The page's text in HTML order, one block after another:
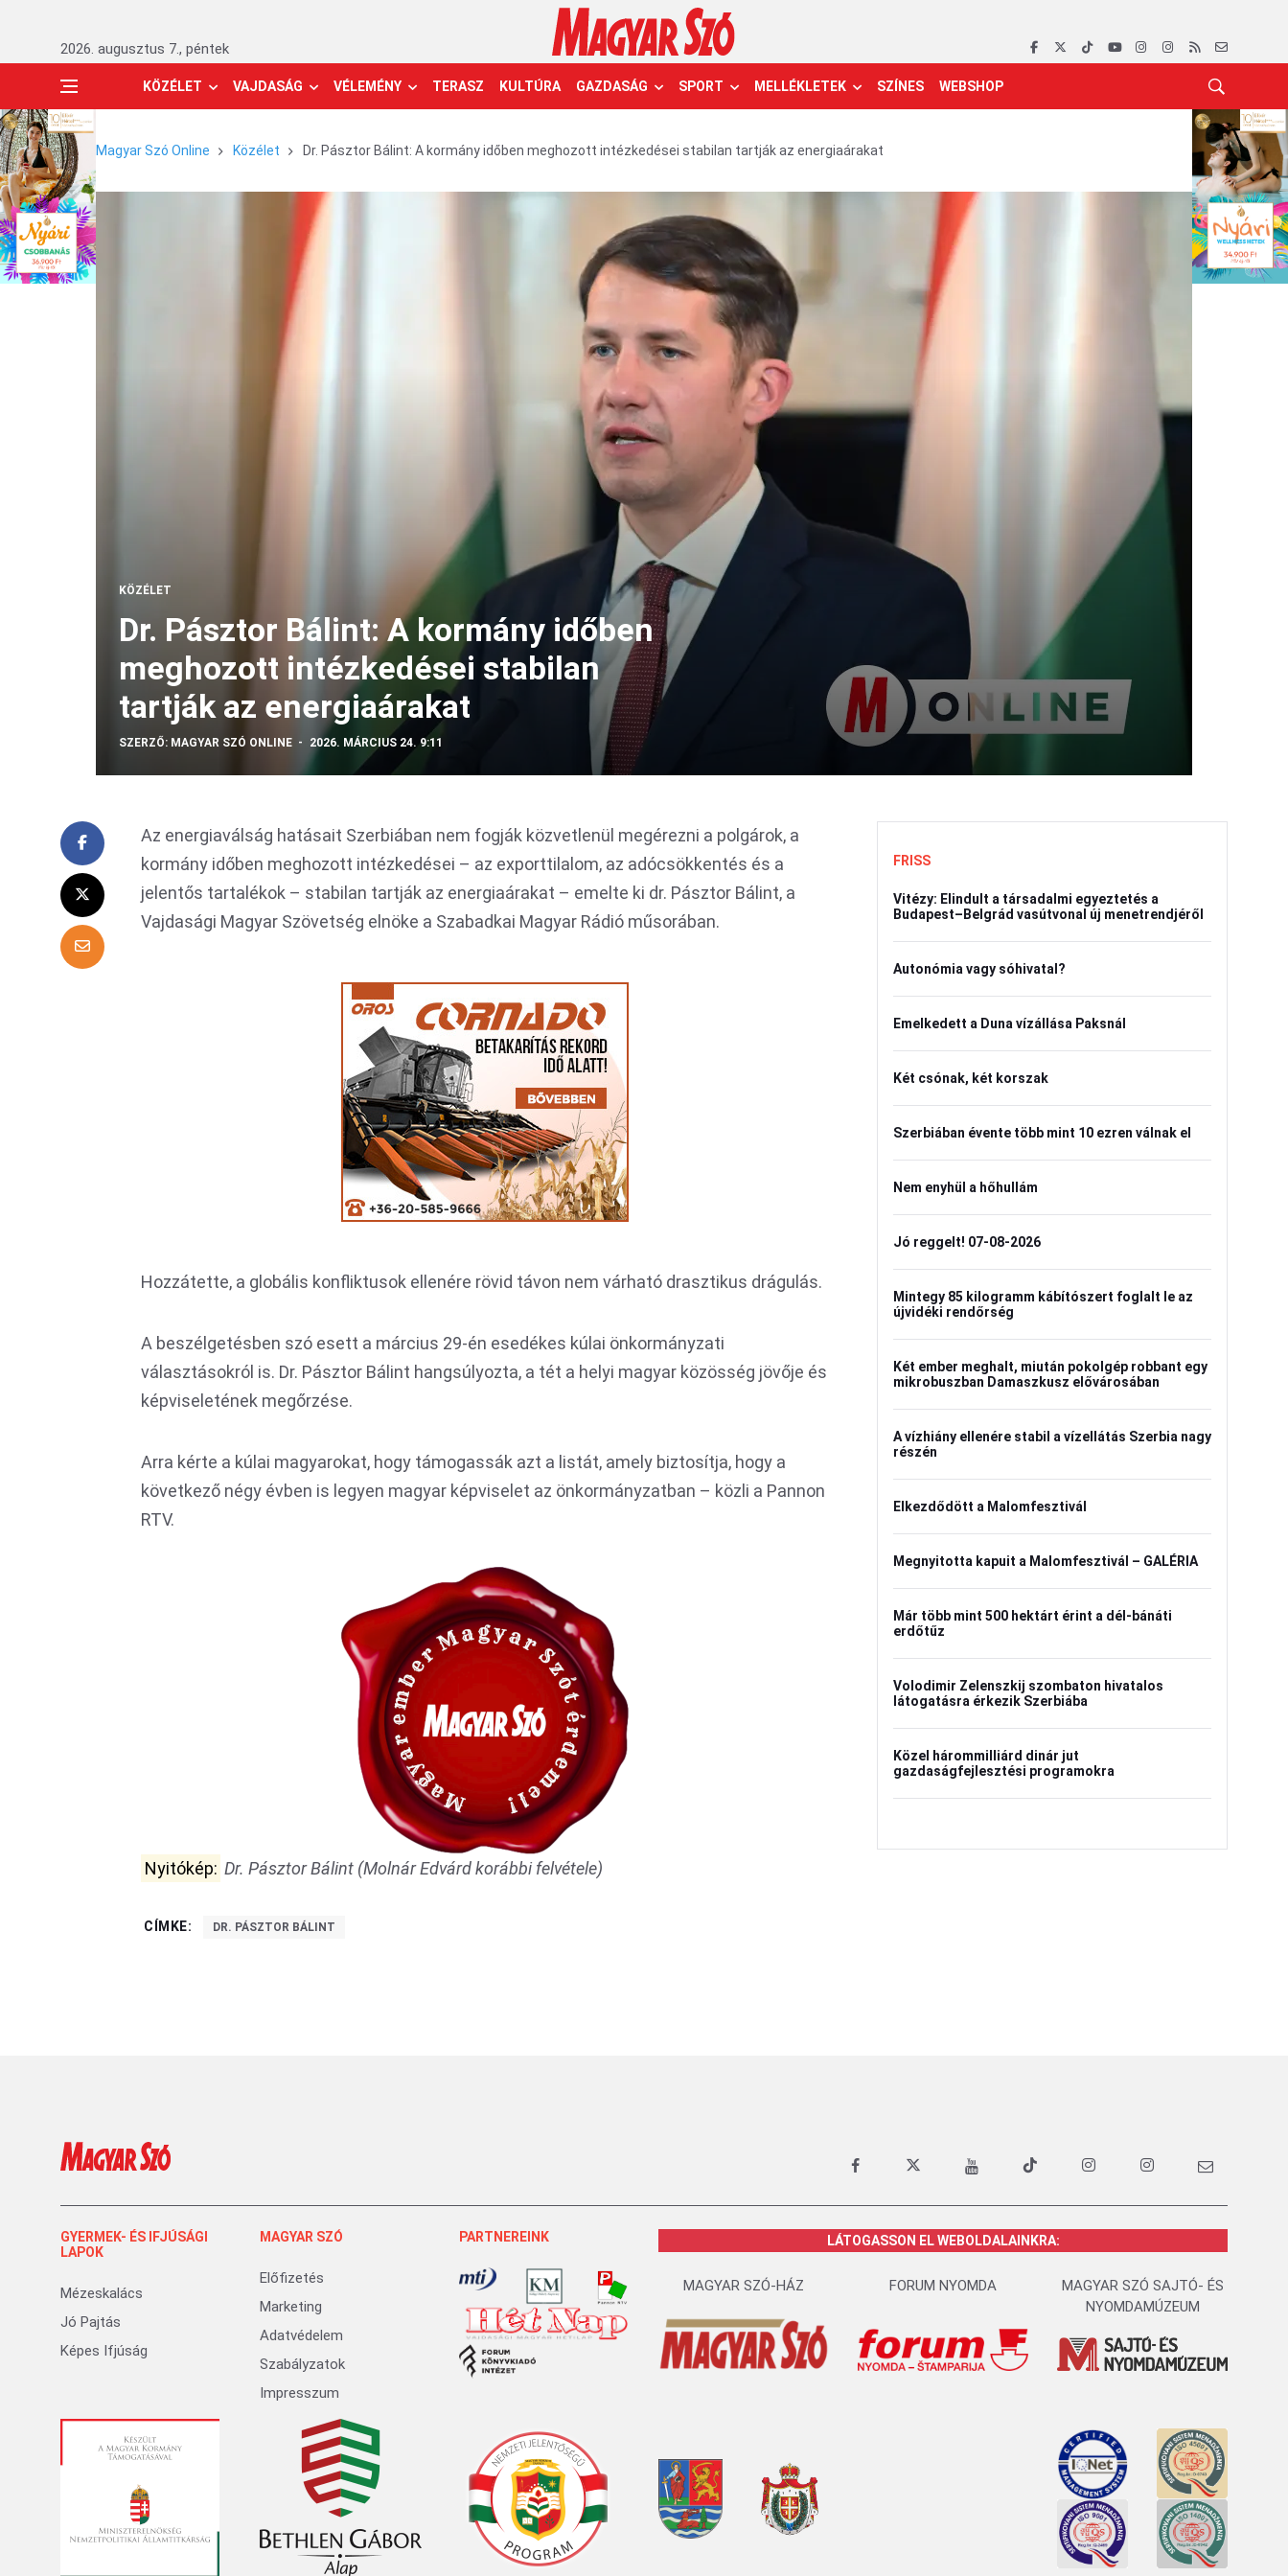
2026. augusztus 7., péntek
KÖZÉLET VAJDASÁG VÉLEMÉNY TERASZ KULTÚRA GAZDASÁG SPORT MELLÉKLETEK SZÍNES WEBSHOP
Magyar Szó Online Közélet Dr. Pásztor Bálint: A kormány időben meghozott intézkedései stabilan tartják az energiaárakat
KÖZÉLET
Dr. Pásztor Bálint: A kormány időben
meghozott intézkedései stabilan
tartják az energiaárakat
SZERZŐ: MAGYAR SZÓ ONLINE 2026. MÁRCIUS 24. 9:11
Az energiaválság hatásait Szerbiában nem fogják közvetlenül megérezni a polgárok, a
kormány időben meghozott intézkedései – az exporttilalom, az adócsökkentés és a
jelentős tartalékok – stabilan tartják az energiaárakat – emelte ki dr. Pásztor Bálint, a
Vajdasági Magyar Szövetség elnöke a Szabadkai Magyar Rádió műsorában.
Hozzátette, a globális konfliktusok ellenére rövid távon nem várható drasztikus drágulás.
A beszélgetésben szó esett a március 29-én esedékes kúlai önkormányzati
választásokról is. Dr. Pásztor Bálint hangsúlyozta, a tét a helyi magyar közösség jövője és
képviseletének megőrzése.
Arra kérte a kúlai magyarokat, hogy támogassák azt a listát, amely biztosítja, hogy a
következő négy évben is legyen magyar képviselet az önkormányzatban – közli a Pannon
RTV.
Nyitókép: Dr. Pásztor Bálint (Molnár Edvárd korábbi felvétele)
CÍMKE: DR. PÁSZTOR BÁLINT
FRISS
Vitézy: Elindult a társadalmi egyeztetés a
Budapest–Belgrád vasútvonal új menetrendjéről
Autonómia vagy sóhivatal?
Emelkedett a Duna vízállása Paksnál
Két csónak, két korszak
Szerbiában évente több mint 10 ezren válnak el
Nem enyhül a hőhullám
Jó reggelt! 07-08-2026
Mintegy 85 kilogramm kábítószert foglalt le az
újvidéki rendőrség
Két ember meghalt, miután pokolgép robbant egy
mikrobuszban Damaszkusz elővárosában
A vízhiány ellenére stabil a vízellátás Szerbia nagy
részén
Elkezdődött a Malomfesztivál
Megnyitotta kapuit a Malomfesztivál – GALÉRIA
Már több mint 500 hektárt érint a dél-bánáti
erdőtűz
Volodimir Zelenszkij szombaton hivatalos
látogatásra érkezik Szerbiába
Közel hárommilliárd dinár jut
gazdaságfejlesztési programokra
GYERMEK- ÉS IFJÚSÁGI
LAPOK
Mézeskalács
Jó Pajtás
Képes Ifjúság
MAGYAR SZÓ
Előfizetés
Marketing
Adatvédelem
Szabályzatok
Impresszum
PARTNEREINK LÁTOGASSON EL WEBOLDALAINKRA:
MAGYAR SZÓ-HÁZ FORUM NYOMDA
MAGYAR SZÓ SAJTÓ- ÉS
NYOMDAMÚZEUM